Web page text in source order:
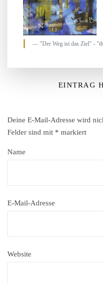
"Der Weg ist das Ziel" -
EINTRAG
Deine E-Mail-Adresse wird
Felder sind mit * markiert
Name
E-Mail-Adresse
Website